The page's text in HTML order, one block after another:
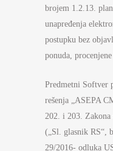
brojem 1.2.13.
unapređenja
postupku bez
ponuda,
Predmetni Softver
rešenja „ASEPA
202. i 203.
(„Sl. glasnik RS“,
29/2016- odluka